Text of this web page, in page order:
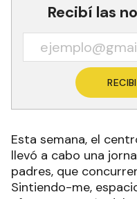
Recibí las
Esta semana, el
llevó a cabo una
padres, que
Sintiendo-me,